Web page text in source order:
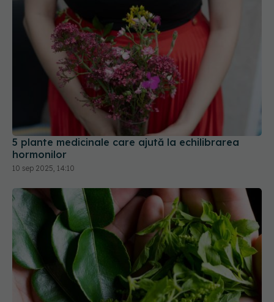
5 plante medicinale care ajută la echilibrarea
hormonilor
10 sep 2025, 14:10